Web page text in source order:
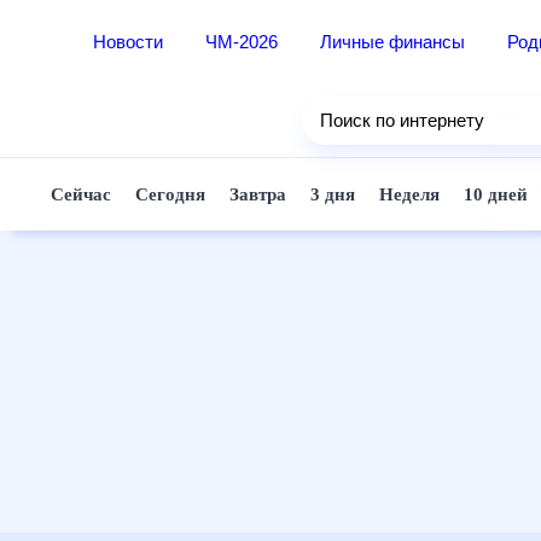
Новости ЧМ-2026 Личные финансы
Поиск по интернету
Сейчас Сегодня Завтра 3 дня Неделя 10